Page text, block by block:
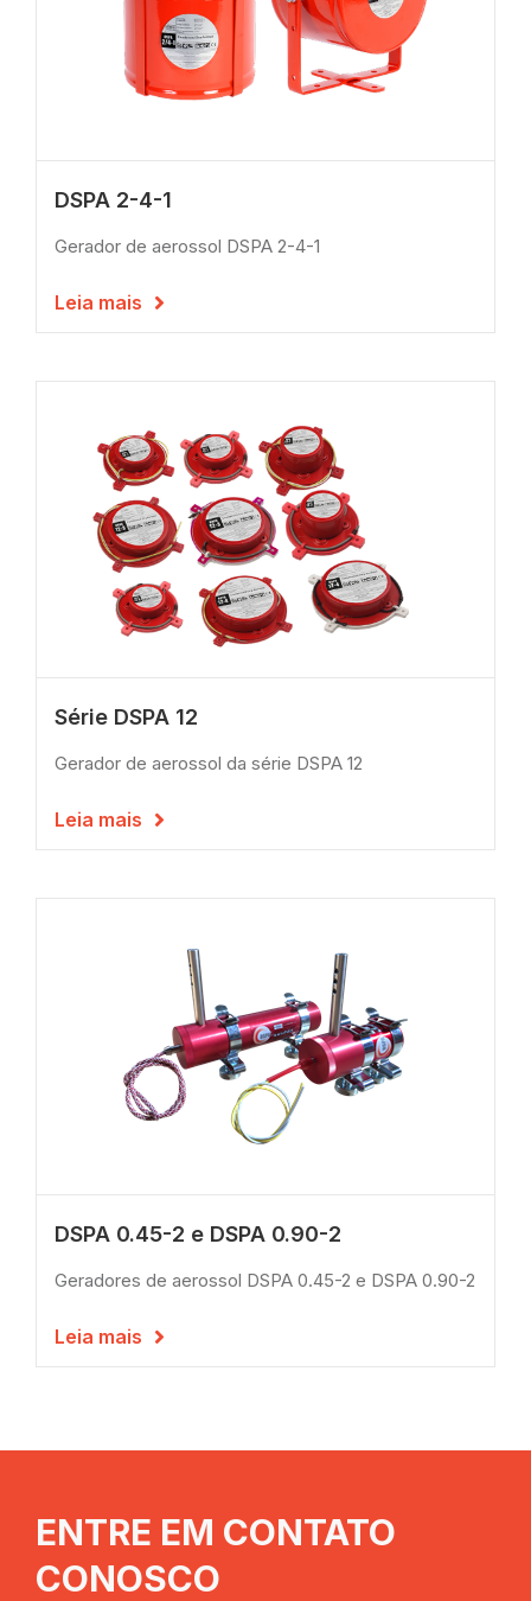
DSPA 2-4-1
Gerador de aerossol DSPA 2-4-1
Leia mais 
Série DSPA 12
Gerador de aerossol da série DSPA 12
Leia mais 
DSPA 0.45-2 e DSPA 0.90-2
Geradores de aerossol DSPA 0.45-2 e DSPA 0.90-2
Leia mais 
ENTRE EM CONTATO
CONOSCO